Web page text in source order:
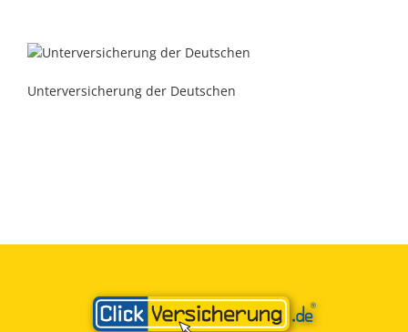
Unterversicherung der Deutschen